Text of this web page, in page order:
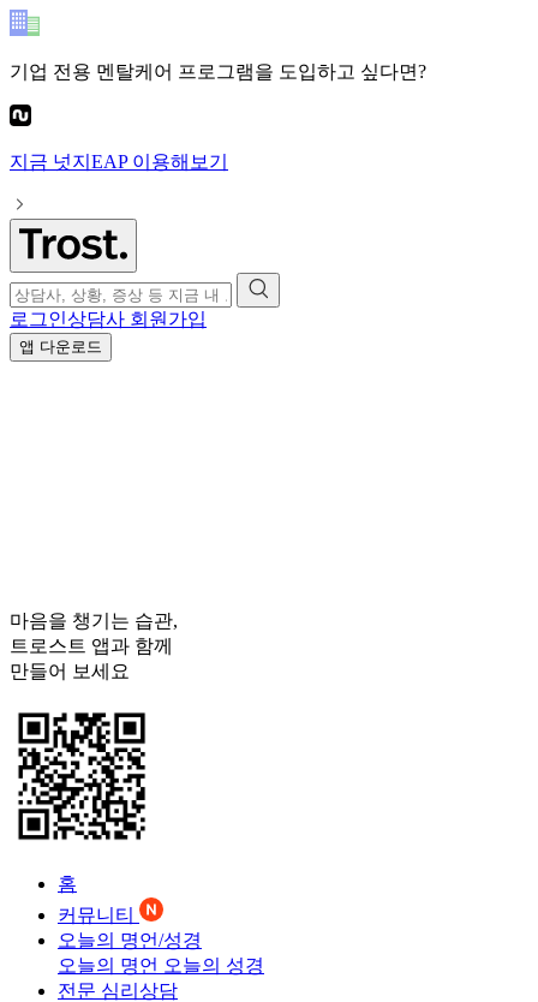
기업 전용 멘탈케어 프로그램을 도입하고 싶다면?
지금 넛지EAP이용해보기
로그인상담사 회원가입
앱 다운로드
마음을 챙기는 습관,
트로스트 앱과 함께
만들어 보세요
홈
커뮤니티
오늘의 명언/성경
오늘의 명언 오늘의 성경
전문 심리상담